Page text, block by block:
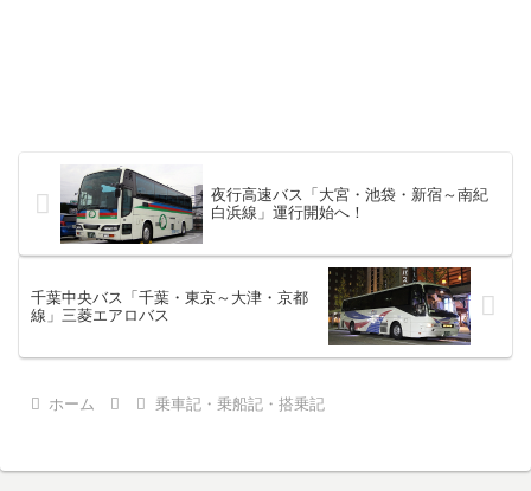
夜行高速バス「大宮・池袋・新宿～南紀
白浜線」運行開始へ！
千葉中央バス「千葉・東京～大津・京都
線」三菱エアロバス
ホーム 乗車記・乗船記・搭乗記